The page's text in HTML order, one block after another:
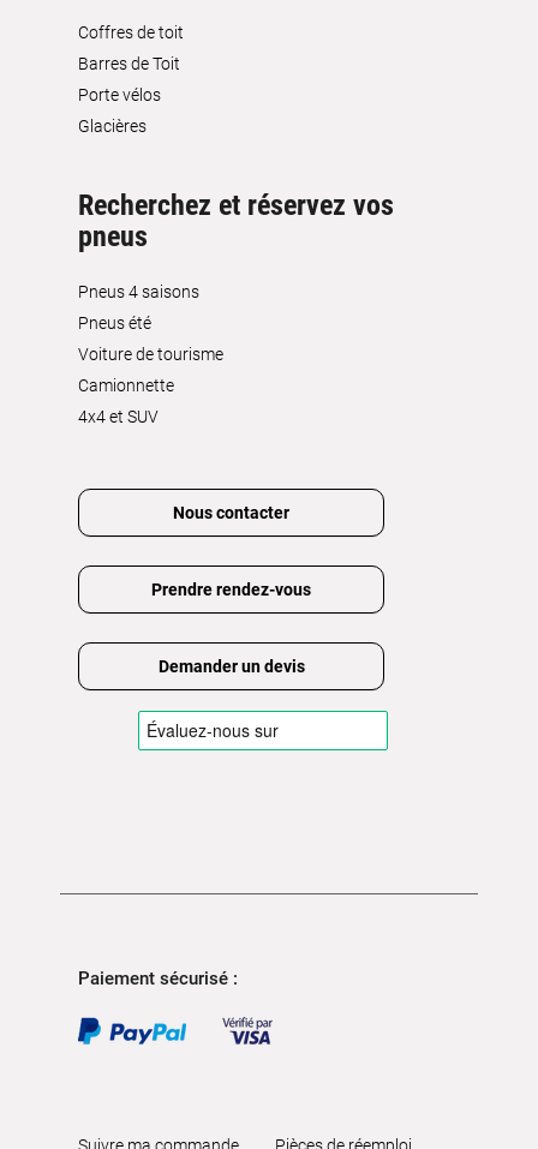
Coffres de toit
Barres de Toit
Porte vélos
Glacières
Recherchez et réservez vos
pneus
Pneus 4 saisons
Pneus été
Voiture de tourisme
Camionnette
4x4 et SUV
Nous contacter
Prendre rendez-vous
Demander un devis
Paiement sécurisé :
Suivre ma commande
Pièces de réemploi